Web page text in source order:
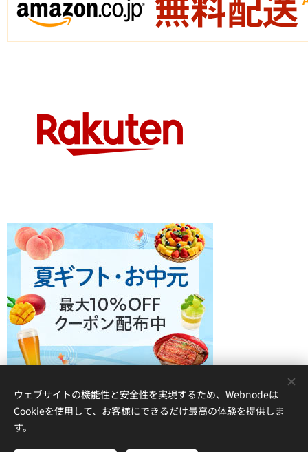
© 2021 立川庭球道場
ウェブサイトの機能性と安全性を実現するため、Webnodeは
Cookieを使用して、お客様にできるだけ最高の体験を提供しま
す。